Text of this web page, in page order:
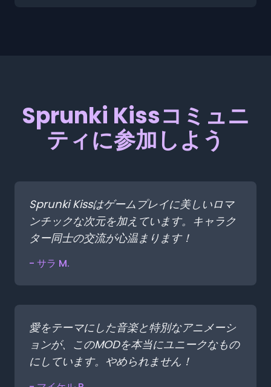
Sprunki Kissコミュニ
ティに参加しよう
Sprunki Kissはゲームプレイに美しいロマ
ンチックな次元を加えています。キャラク
ター同士の交流が心温まります！
- サラ M.
愛をテーマにした音楽と特別なアニメーシ
ョンが、このMODを本当にユニークなもの
にしています。やめられません！